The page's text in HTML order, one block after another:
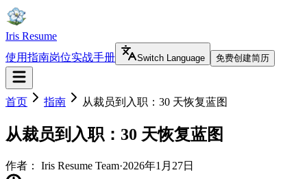
Iris Resume
使用指南岗位实战手册 Switch Language 免费创建简历
首页 指南 从裁员到入职：30 天恢复蓝图
从裁员到入职：30 天恢复蓝图
作者： Iris Resume Team·2026年1月27日